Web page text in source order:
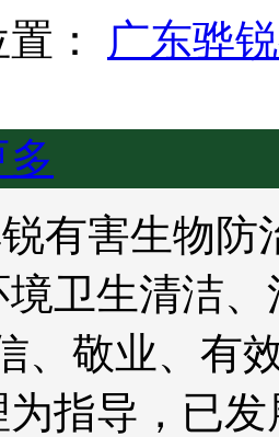
：
广东骅
害生物防
卫生清洁
、敬业、有
指导，已